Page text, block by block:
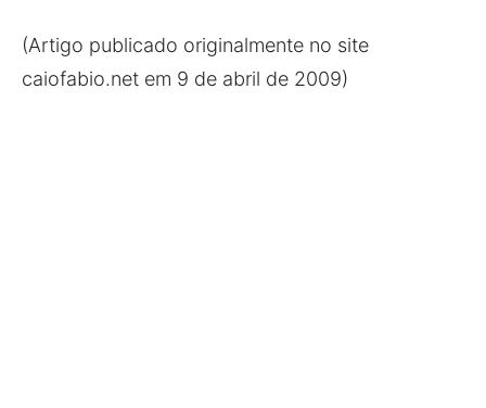
(Artigo publicado originalmente no site
caiofabio.net em 9 de abril de 2009)